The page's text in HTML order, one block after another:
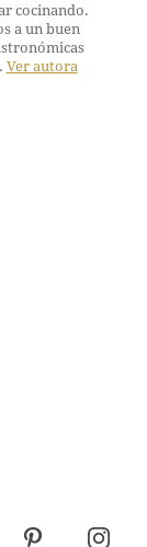
cocinando.
a un buen
Ver autora